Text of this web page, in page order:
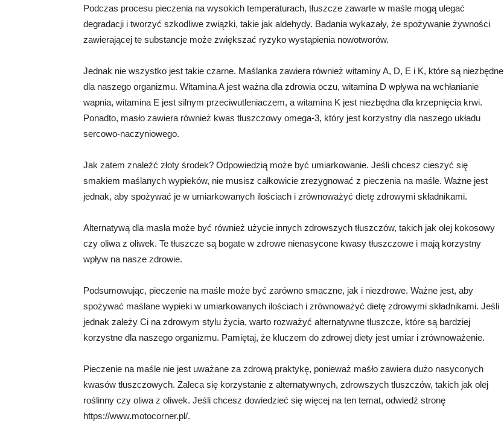
Podczas procesu pieczenia na wysokich temperaturach, tłuszcze zawarte w maśle mogą ulegać
degradacji i tworzyć szkodliwe związki, takie jak aldehydy. Badania wykazały, że spożywanie żywności
zawierającej te substancje może zwiększać ryzyko wystąpienia nowotworów.
Jednak nie wszystko jest takie czarne. Maślanka zawiera również witaminy A, D, E i K, które są niezbędne
dla naszego organizmu. Witamina A jest ważna dla zdrowia oczu, witamina D wpływa na wchłanianie
wapnia, witamina E jest silnym przeciwutleniaczem, a witamina K jest niezbędna dla krzepnięcia krwi.
Ponadto, masło zawiera również kwas tłuszczowy omega-3, który jest korzystny dla naszego układu
sercowo-naczyniowego.
Jak zatem znaleźć złoty środek? Odpowiedzią może być umiarkowanie. Jeśli chcesz cieszyć się
smakiem maślanych wypieków, nie musisz całkowicie zrezygnować z pieczenia na maśle. Ważne jest
jednak, aby spożywać je w umiarkowanych ilościach i zrównoważyć dietę zdrowymi składnikami.
Alternatywą dla masła może być również użycie innych zdrowszych tłuszczów, takich jak olej kokosowy
czy oliwa z oliwek. Te tłuszcze są bogate w zdrowe nienasycone kwasy tłuszczowe i mają korzystny
wpływ na nasze zdrowie.
Podsumowując, pieczenie na maśle może być zarówno smaczne, jak i niezdrowe. Ważne jest, aby
spożywać maślane wypieki w umiarkowanych ilościach i zrównoważyć dietę zdrowymi składnikami. Jeśli
jednak zależy Ci na zdrowym stylu życia, warto rozważyć alternatywne tłuszcze, które są bardziej
korzystne dla naszego organizmu. Pamiętaj, że kluczem do zdrowej diety jest umiar i zrównoważenie.
Pieczenie na maśle nie jest uważane za zdrową praktykę, ponieważ maśło zawiera dużo nasyconych
kwasów tłuszczowych. Zaleca się korzystanie z alternatywnych, zdrowszych tłuszczów, takich jak olej
roślinny czy oliwa z oliwek. Jeśli chcesz dowiedzieć się więcej na ten temat, odwiedź stronę
https://www.motocorner.pl/.